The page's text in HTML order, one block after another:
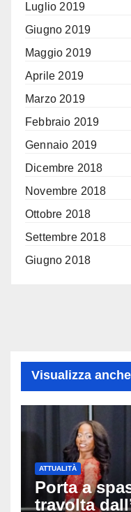
Luglio 2019
Giugno 2019
Maggio 2019
Aprile 2019
Marzo 2019
Febbraio 2019
Gennaio 2019
Dicembre 2018
Novembre 2018
Ottobre 2018
Settembre 2018
Giugno 2018
Visualizza anche
ATTUALITÀ
Porta a
travolta